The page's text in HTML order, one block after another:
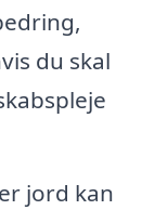
du skal
jord kan